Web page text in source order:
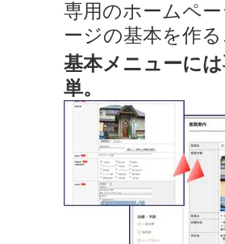
専用のホームペ
ージの基本を作
基本メニューに
単。